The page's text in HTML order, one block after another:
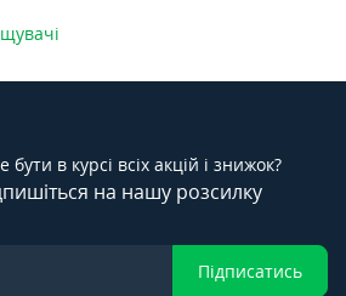
бути в курсі всіх акцій і знижок?
на нашу розсилку
Підписатись